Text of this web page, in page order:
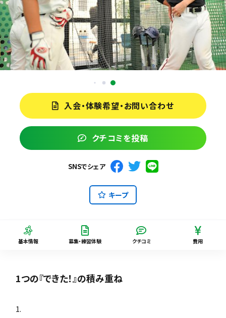
入会・体験希望・お問い合わせ
クチコミを投稿
SNSでシェア
キープ
基本情報 募集・練習体験 クチコミ 費用
1つの『できた！』の積み重ね
1.